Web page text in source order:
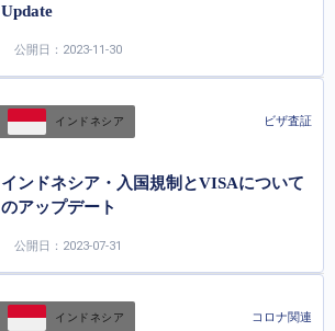
Update
公開日：2023-11-30
インドネシア ビザ査証
インドネシア・入国規制とVISAについて
のアップデート
公開日：2023-07-31
インドネシア コロナ関連